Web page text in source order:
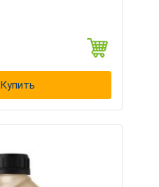
Купить